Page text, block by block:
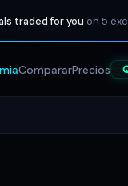
traded for you on 5
CompararPrecios